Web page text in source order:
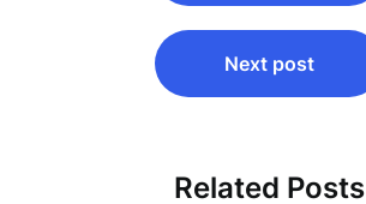
Next post
Related Posts